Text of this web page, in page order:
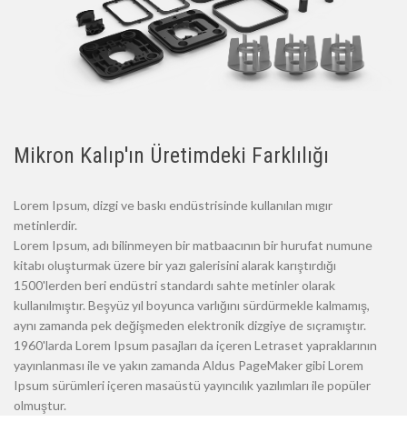
Mikron Kalıp'ın Üretimdeki Farklılığı
Lorem Ipsum, dizgi ve baskı endüstrisinde kullanılan mıgır
metinlerdir.
Lorem Ipsum, adı bilinmeyen bir matbaacının bir hurufat numune
kitabı oluşturmak üzere bir yazı galerisini alarak karıştırdığı
1500'lerden beri endüstri standardı sahte metinler olarak
kullanılmıştır. Beşyüz yıl boyunca varlığını sürdürmekle kalmamış,
aynı zamanda pek değişmeden elektronik dizgiye de sıçramıştır.
1960'larda Lorem Ipsum pasajları da içeren Letraset yapraklarının
yayınlanması ile ve yakın zamanda Aldus PageMaker gibi Lorem
Ipsum sürümleri içeren masaüstü yayıncılık yazılımları ile popüler
olmuştur.